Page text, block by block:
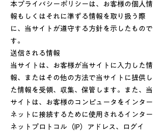
本プライバシーポリシーは、お客様の個人情
報もしくはそれに準ずる情報を取り扱う際
に、当サイトが遵守する方針を示したもので
す。
送信される情報
当サイトは、お客様が当サイトに入力した情
報、またはその他の方法で当サイトに提供し
た情報を受領、収集、保管します。また、当
サイトは、お客様のコンピュータをインター
ネットに接続するために使用されるインター
ネットプロトコル（IP）アドレス、ログイ